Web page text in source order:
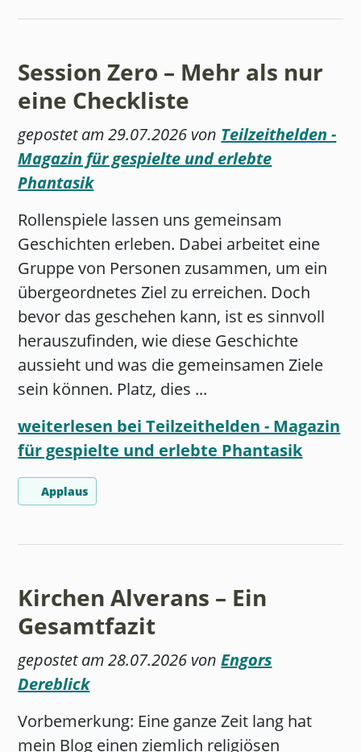
Session Zero – Mehr als nur
eine Checkliste
gepostet am 29.07.2026 von Teilzeithelden -
Magazin für gespielte und erlebte
Phantasik
Rollenspiele lassen uns gemeinsam
Geschichten erleben. Dabei arbeitet eine
Gruppe von Personen zusammen, um ein
übergeordnetes Ziel zu erreichen. Doch
bevor das geschehen kann, ist es sinnvoll
herauszufinden, wie diese Geschichte
aussieht und was die gemeinsamen Ziele
sein können. Platz, dies ...
weiterlesen bei Teilzeithelden - Magazin
für gespielte und erlebte Phantasik
Applaus
Kirchen Alverans – Ein
Gesamtfazit
gepostet am 28.07.2026 vonEngors
Dereblick
Vorbemerkung: Eine ganze Zeit lang hat
mein Blog einen ziemlich religiösen